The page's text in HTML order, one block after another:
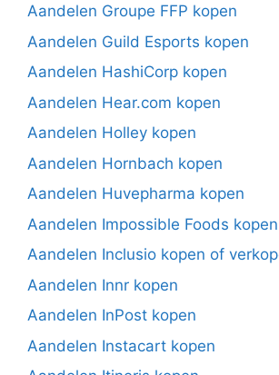
Aandelen Groupe FFP kopen
Aandelen Guild Esports kopen
Aandelen HashiCorp kopen
Aandelen Hear.com kopen
Aandelen Holley kopen
Aandelen Hornbach kopen
Aandelen Huvepharma kopen
Aandelen Impossible Foods kopen
Aandelen Inclusio kopen of
Aandelen Innr kopen
Aandelen InPost kopen
Aandelen Instacart kopen